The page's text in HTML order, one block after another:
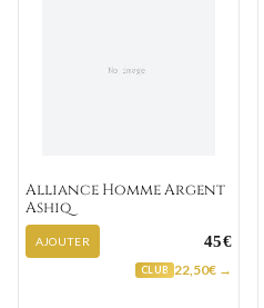
Alliance Homme Argent
Ashiq
AJOUTER 45€
CLUB 22,50€ →